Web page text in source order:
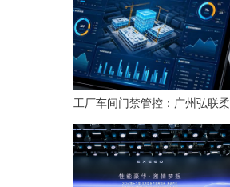
工厂车间门禁管控：广州弘联柔
性方案解析